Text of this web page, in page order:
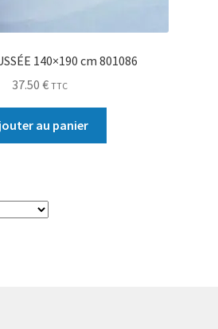
140×190 cm 801086
37.50 € TTC
au panier